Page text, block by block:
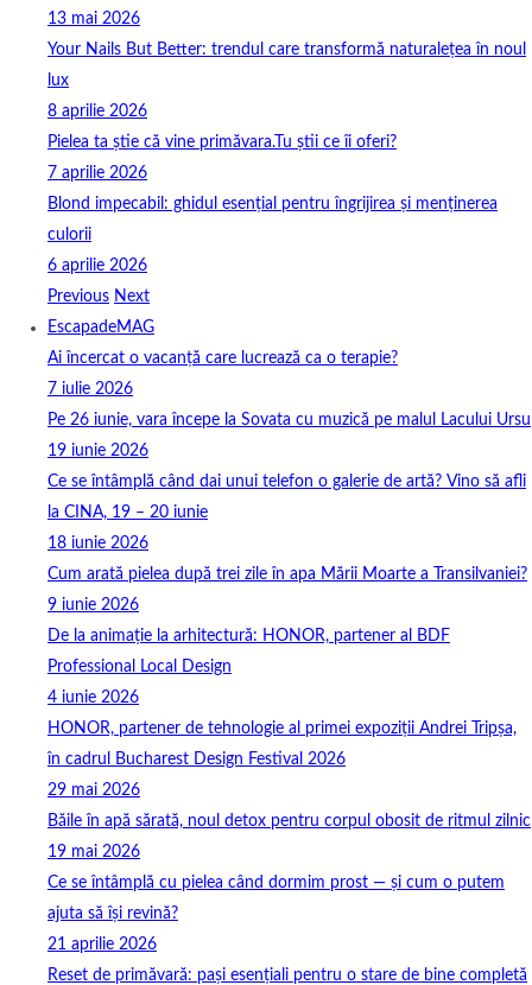
13 mai 2026
Your Nails But Better: trendul care transformă naturalețea în noul
lux
8 aprilie 2026
Pielea ta știe că vine primăvara.Tu știi ce îi oferi?
7 aprilie 2026
Blond impecabil: ghidul esențial pentru îngrijirea și menținerea
culorii
6 aprilie 2026
Previous Next
EscapadeMAG
Ai încercat o vacanță care lucrează ca o terapie?
7 iulie 2026
Pe 26 iunie, vara începe la Sovata cu muzică pe malul Lacului Ursu
19 iunie 2026
Ce se întâmplă când dai unui telefon o galerie de artă? Vino să afli
la CINA, 19 – 20 iunie
18 iunie 2026
Cum arată pielea după trei zile în apa Mării Moarte a Transilvaniei?
9 iunie 2026
De la animație la arhitectură: HONOR, partener al BDF
Professional Local Design
4 iunie 2026
HONOR, partener de tehnologie al primei expoziții Andrei Tripșa,
în cadrul Bucharest Design Festival 2026
29 mai 2026
Băile în apă sărată, noul detox pentru corpul obosit de ritmul zilnic
19 mai 2026
Ce se întâmplă cu pielea când dormim prost — și cum o putem
ajuta să își revină?
21 aprilie 2026
Reset de primăvară: pași esențiali pentru o stare de bine completă